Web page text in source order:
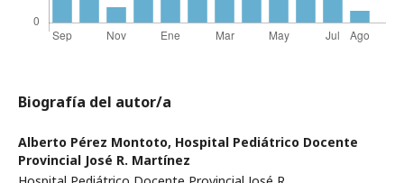
Biografía del autor/a
Alberto Pérez Montoto, Hospital Pediátrico Docente
Provincial José R. Martínez